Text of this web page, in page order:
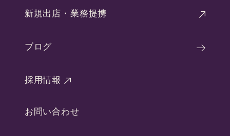
新規出店・業務提携
ブログ
採用情報
お問い合わせ